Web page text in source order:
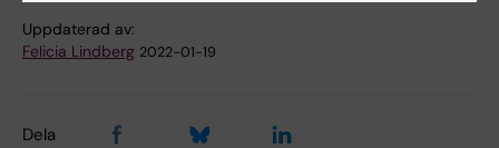
Uppdaterad av:
Felicia Lindberg 2022-01-19
Dela